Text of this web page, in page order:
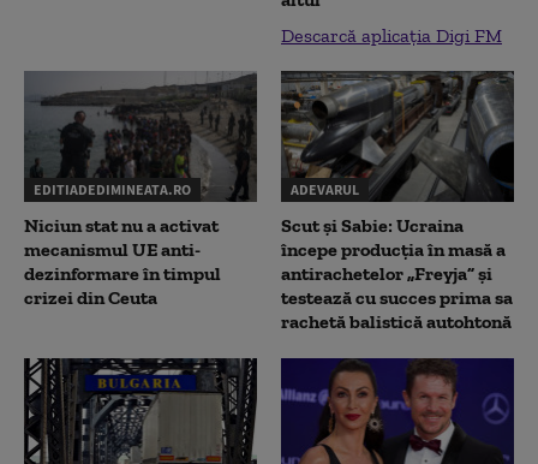
Descarcă aplicația Digi FM
EDITIADEDIMINEATA.RO
Niciun stat nu a activat
mecanismul UE anti-
dezinformare în timpul
crizei din Ceuta
ADEVARUL
Scut și Sabie: Ucraina
începe producția în masă a
antirachetelor „Freyja” și
testează cu succes prima sa
rachetă balistică autohtonă